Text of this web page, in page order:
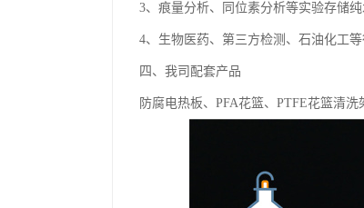
3、痕量分析、同位素分析等实验存储
4、生物医药、第三方检测、石油化工
四、我司配套产品
防腐电热板、PFA花篮、PTFE花篮清